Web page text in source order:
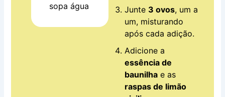
sopa água
Junte 3 ovos, um a
um, misturando
após cada adição.
Adicione a
essência de
baunilha e as
raspas de limão